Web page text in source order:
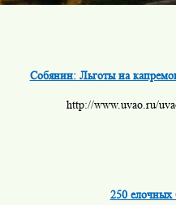
Собянин: Льготы на
http://www.uvao.ru/
250 елочных